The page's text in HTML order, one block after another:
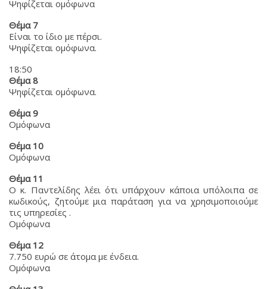
Ψηφίζεται ομόφωνα
Θέμα 7
Είναι το ίδιο με πέρσι.
Ψηφίζεται ομόφωνα.
18:50
Θέμα 8
Ψηφίζεται ομόφωνα.
Θέμα 9
Ομόφωνα
Θέμα 10
Ομόφωνα
Θέμα 11
Ο κ. Παντελίδης λέει ότι υπάρχουν κάποια υπόλοιπα σε
κωδικούς, ζητούμε μια παράταση για να χρησιμοποιούμε
τις υπηρεσίες .
Ομόφωνα
Θέμα 12
7.750 ευρώ σε άτομα με ένδεια.
Ομόφωνα